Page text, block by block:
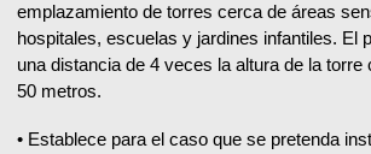
emplazamiento de torres cerca de áreas
hospitales, escuelas y jardines infantiles. El
una distancia de 4 veces la altura de la
50 metros.
• Establece para el caso que se pretenda